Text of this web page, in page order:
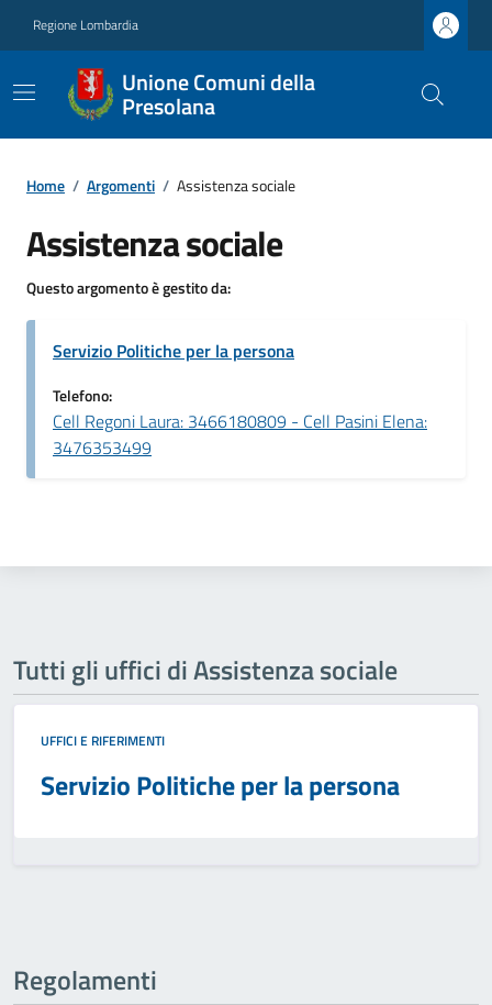
Regione Lombardia
Unione Comuni della
Presolana
Home / Argomenti / Assistenza sociale
Assistenza sociale
Questo argomento è gestito da:
Servizio Politiche per la persona
Telefono:
Cell Regoni Laura: 3466180809 - Cell Pasini Elena:
3476353499
Tutti gli uffici di Assistenza sociale
UFFICI E RIFERIMENTI
Servizio Politiche per la persona
Regolamenti